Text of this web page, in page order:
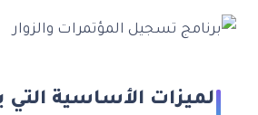
الميزات الأساسية